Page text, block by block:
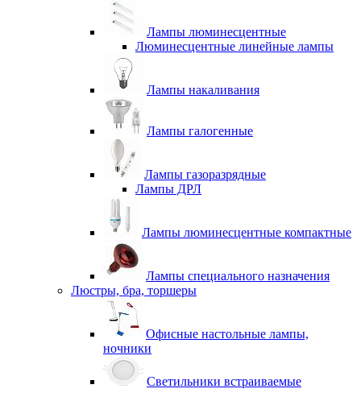
Лампы люминесцентные
Люминесцентные линейные лампы
Лампы накаливания
Лампы галогенные
Лампы газоразрядные
Лампы ДРЛ
Лампы люминесцентные компактные
Лампы специального назначения
Люстры, бра, торшеры
Офисные настольные лампы,
ночники
Светильники встраиваемые